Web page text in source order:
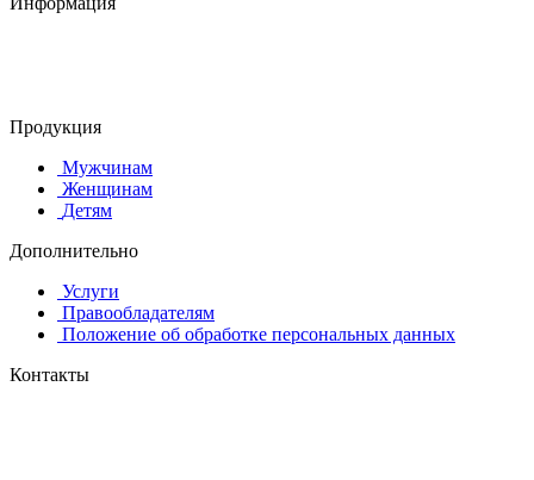
Продукция
Мужчинам
Женщинам
Детям
Дополнительно
Услуги
Правообладателям
Положение об обработке персональных данных
Контакты